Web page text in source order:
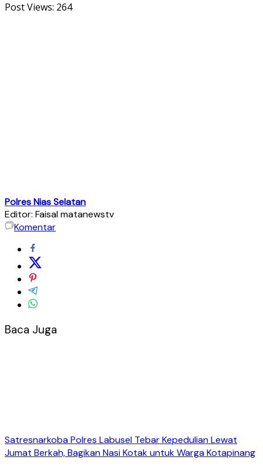
Post Views: 264
Polres Nias Selatan
Editor: Faisal matanewstv
Komentar
Baca Juga
Satresnarkoba Polres Labusel Tebar Kepedulian Lewat
Jumat Berkah, Bagikan Nasi Kotak untuk Warga Kotapinang